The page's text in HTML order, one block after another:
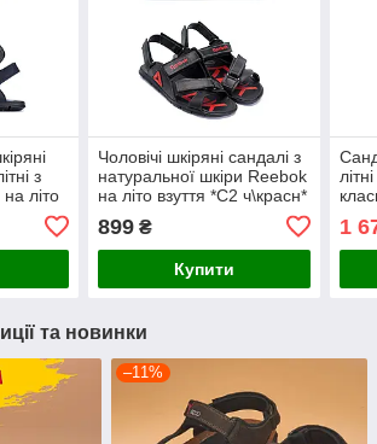
з
літо
Чоловічі шкіряні сандалі з
натуральної шкіри Reebok
на літо взуття *С2 ч\красн*
899₴
Купити
1
та новинки
–11%